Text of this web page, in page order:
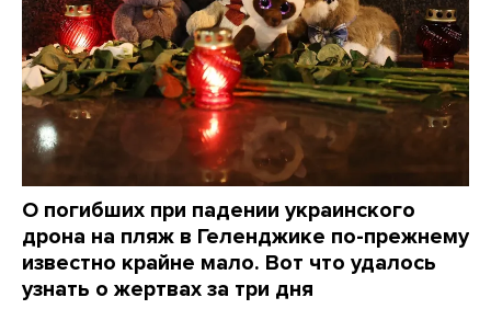
О погибших при падении украинского
дрона на пляж в Геленджике по-прежнему
известно крайне мало. Вот что удалось
узнать о жертвах за три дня